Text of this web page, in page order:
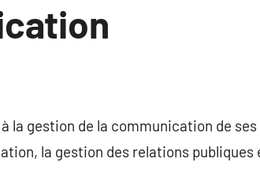
la gestion de la communication de ses
la gestion des relations publiques